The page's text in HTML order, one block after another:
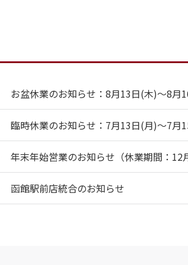
お盆休業のお知らせ：8月13日(木)～8月
臨時休業のお知らせ：7月13日(月)～7月
年末年始営業のお知らせ（休業期間：12
函館駅前店統合のお知らせ